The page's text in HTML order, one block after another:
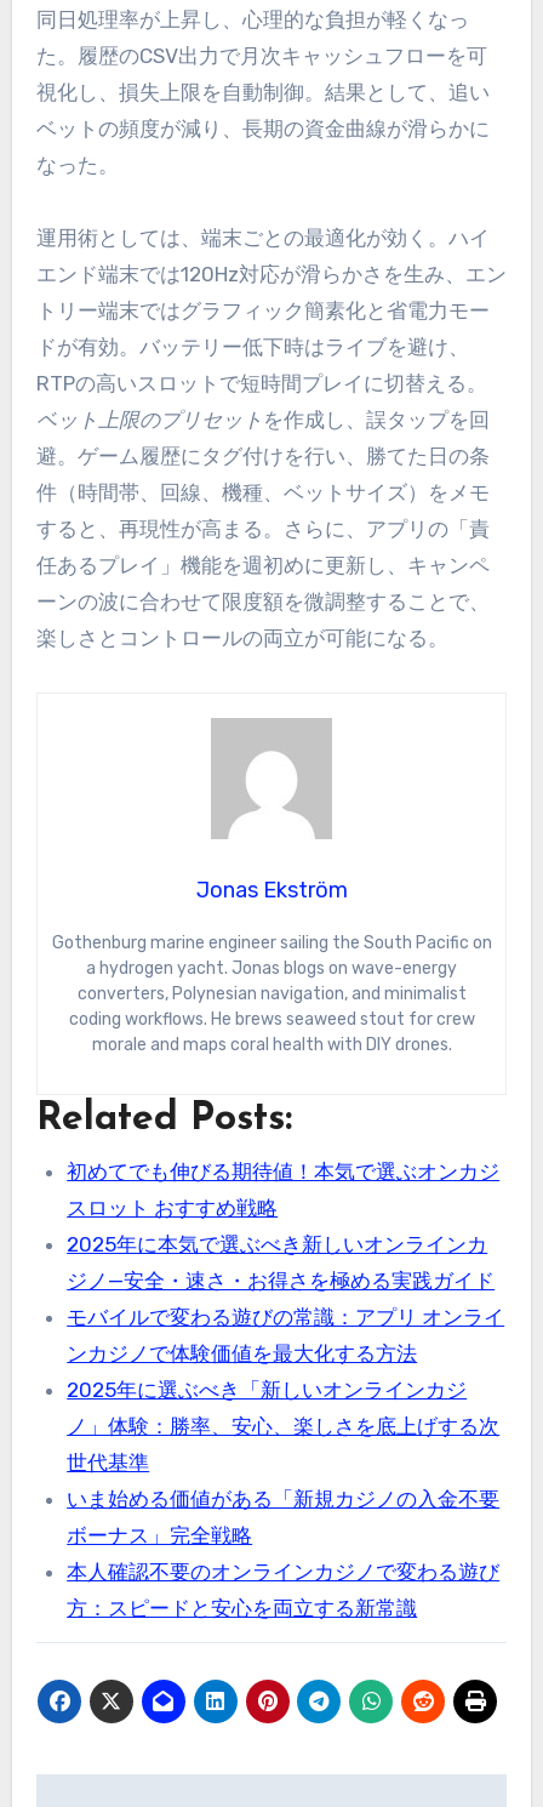
同日処理率が上昇し、心理的な負担が軽くなっ
た。履歴のCSV出力で月次キャッシュフローを可
視化し、損失上限を自動制御。結果として、追い
ベットの頻度が減り、長期の資金曲線が滑らかに
なった。
運用術としては、端末ごとの最適化が効く。ハイ
エンド端末では120Hz対応が滑らかさを生み、エン
トリー端末ではグラフィック簡素化と省電力モー
ドが有効。バッテリー低下時はライブを避け、
RTPの高いスロットで短時間プレイに切替える。
ベット上限のプリセット を作成し、誤タップを回
避。ゲーム履歴にタグ付けを行い、勝てた日の条
件（時間帯、回線、機種、ベットサイズ）をメモ
すると、再現性が高まる。さらに、アプリの「責
任あるプレイ」機能を週初めに更新し、キャンペ
ーンの波に合わせて限度額を微調整することで、
楽しさとコントロールの両立が可能になる。
Jonas Ekström
Gothenburg marine engineer sailing the South Pacific on
a hydrogen yacht. Jonas blogs on wave-energy
converters, Polynesian navigation, and minimalist
coding workflows. He brews seaweed stout for crew
morale and maps coral health with DIY drones.
Related Posts:
初めてでも伸びる期待値！本気で選ぶオンカジ
スロット おすすめ戦略
2025年に本気で選ぶべき新しいオンラインカ
ジノ—安全・速さ・お得さを極める実践ガイド
モバイルで変わる遊びの常識：アプリ オンライ
ンカジノで体験価値を最大化する方法
2025年に選ぶべき「新しいオンラインカジ
ノ」体験：勝率、安心、楽しさを底上げする次
世代基準
いま始める価値がある「新規カジノの入金不要
ボーナス」完全戦略
本人確認不要のオンラインカジノで変わる遊び
方：スピードと安心を両立する新常識